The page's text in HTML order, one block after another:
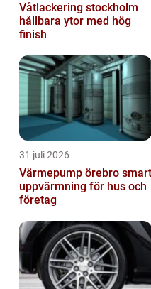
Våtlackering stockholm
hållbara ytor med hög
finish
31 juli 2026
Värmepump örebro smart
uppvärmning för hus och
företag